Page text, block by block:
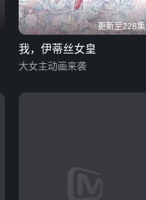
更新至228集
我，伊蒂丝女皇
大女主动画来袭